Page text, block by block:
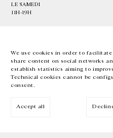
We use cookies in order to
share content on social networks
establish statistics aiming to
Technical cookies cannot be
consent.
Accept all
LE SAMEDI
11H-19H
EN FR 中文 Facebook
Inscrivez-vous à notre newsletter